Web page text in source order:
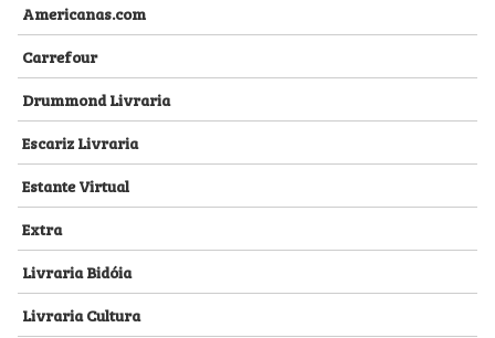
Americanas.com
Carrefour
Drummond Livraria
Escariz Livraria
Estante Virtual
Extra
Livraria Bidóia
Livraria Cultura